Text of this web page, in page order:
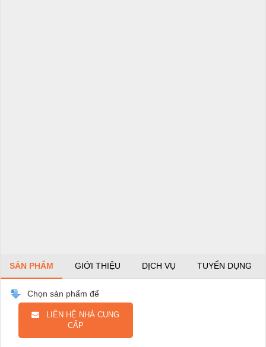
SẢN PHẨM GIỚI THIỆU DỊCH VỤ TUYỂN DỤNG
Chọn sản phẩm để
LIÊN HỆ NHÀ CUNG
CẤP